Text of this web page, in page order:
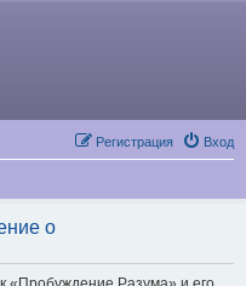
Вход
Регистрация
о